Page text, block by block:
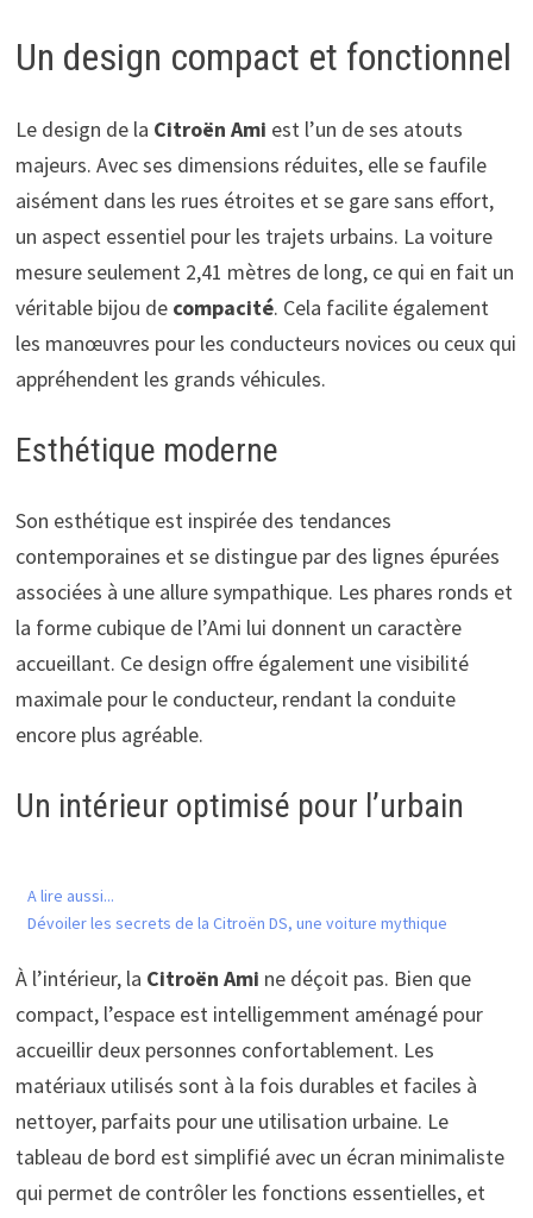
Un design compact et fonctionnel
Le design de la Citroën Ami est l’un de ses atouts
majeurs. Avec ses dimensions réduites, elle se faufile
aisément dans les rues étroites et se gare sans effort,
un aspect essentiel pour les trajets urbains. La voiture
mesure seulement 2,41 mètres de long, ce qui en fait un
véritable bijou de compacité. Cela facilite également
les manœuvres pour les conducteurs novices ou ceux qui
appréhendent les grands véhicules.
Esthétique moderne
Son esthétique est inspirée des tendances
contemporaines et se distingue par des lignes épurées
associées à une allure sympathique. Les phares ronds et
la forme cubique de l’Ami lui donnent un caractère
accueillant. Ce design offre également une visibilité
maximale pour le conducteur, rendant la conduite
encore plus agréable.
Un intérieur optimisé pour l’urbain
A lire aussi...
Dévoiler les secrets de la Citroën DS, une voiture mythique
À l’intérieur, la Citroën Ami ne déçoit pas. Bien que
compact, l’espace est intelligemment aménagé pour
accueillir deux personnes confortablement. Les
matériaux utilisés sont à la fois durables et faciles à
nettoyer, parfaits pour une utilisation urbaine. Le
tableau de bord est simplifié avec un écran minimaliste
qui permet de contrôler les fonctions essentielles, et